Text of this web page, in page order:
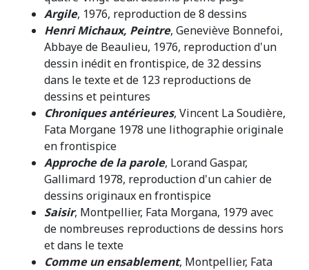
Argile, 1976, reproduction de 8 dessins
Henri Michaux, Peintre, Geneviève Bonnefoi,
Abbaye de Beaulieu, 1976, reproduction d'un
dessin inédit en frontispice, de 32 dessins
dans le texte et de 123 reproductions de
dessins et peintures
Chroniques antérieures, Vincent La Soudière,
Fata Morgane 1978 une lithographie originale
en frontispice
Approche de la parole, Lorand Gaspar,
Gallimard 1978, reproduction d'un cahier de
dessins originaux en frontispice
Saisir, Montpellier, Fata Morgana, 1979 avec
de nombreuses reproductions de dessins hors
et dans le texte
Comme un ensablement, Montpellier, Fata